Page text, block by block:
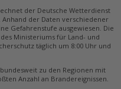
der Deutsche Wetterdienst
der Daten verschiedener
Gefahrenstufe ausgewiesen. Die
Ministeriums für Land- und
täglich um 8:00 Uhr und
zu den Regionen mit
Anzahl an Brandereignissen.